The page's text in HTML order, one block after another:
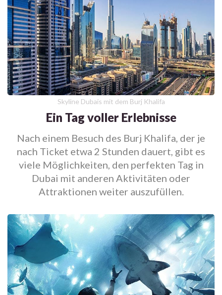
Skyline Dubais mit dem Burj Khalifa
Ein Tag voller Erlebnisse
Nach einem Besuch des Burj Khalifa, der je
nach Ticket etwa 2 Stunden dauert, gibt es
viele Möglichkeiten, den perfekten Tag in
Dubai mit anderen Aktivitäten oder
Attraktionen weiter auszufüllen.